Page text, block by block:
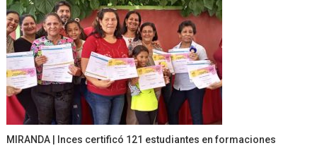
MIRANDA | Inces certificó 121 estudiantes en formaciones